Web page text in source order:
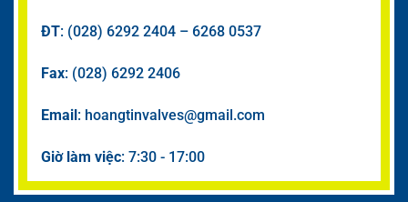
ĐT: (028) 6292 2404 – 6268 0537
Fax: (028) 6292 2406
Email: hoangtinvalves@gmail.com
Giờ làm việc: 7:30 - 17:00